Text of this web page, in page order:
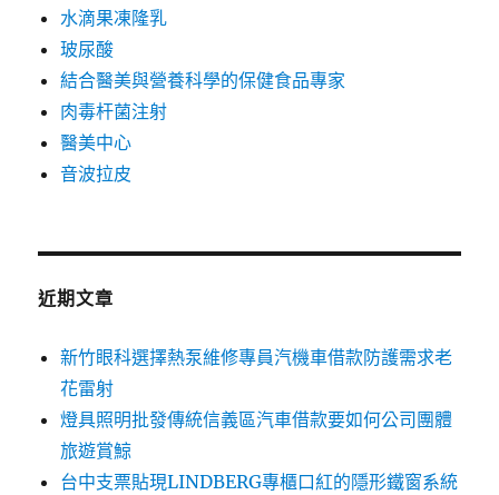
水滴果凍隆乳
玻尿酸
結合醫美與營養科學的保健食品專家
肉毒杆菌注射
醫美中心
音波拉皮
近期文章
新竹眼科選擇熱泵維修專員汽機車借款防護需求老
花雷射
燈具照明批發傳統信義區汽車借款要如何公司團體
旅遊賞鯨
台中支票貼現LINDBERG專櫃口紅的隱形鐵窗系統